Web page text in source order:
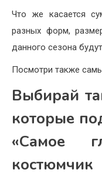
Что же касается
разных форм,
данного сезона
Посмотри также
Выбирай
которые
«Самое